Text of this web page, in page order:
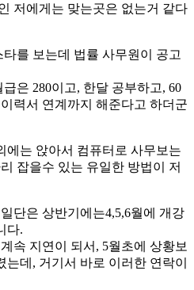
저에게는 맞는곳은 없는거 같다
를 보는데 법률 사무원이 공고
은 280이고, 한달 공부하고, 60
력서 연계까지 해준다고 하더군
에는 앉아서 컴퓨터로 사무보는
잡을수 있는 유일한 방법이 저
단은 상반기에는4,5,6월에 개강
다.
속 지연이 되서, 5월초에 상황보
데, 거기서 바로 이러한 연락이